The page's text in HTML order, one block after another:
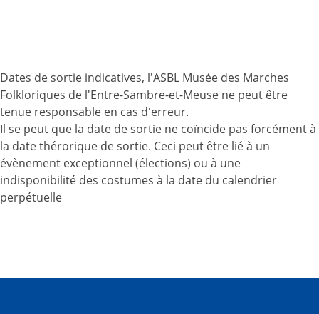
Dates de sortie indicatives, l'ASBL Musée des Marches
Folkloriques de l'Entre-Sambre-et-Meuse ne peut être
tenue responsable en cas d'erreur.
Il se peut que la date de sortie ne coïncide pas forcément à
la date thérorique de sortie. Ceci peut être lié à un
évènement exceptionnel (élections) ou à une
indisponibilité des costumes à la date du calendrier
perpétuelle